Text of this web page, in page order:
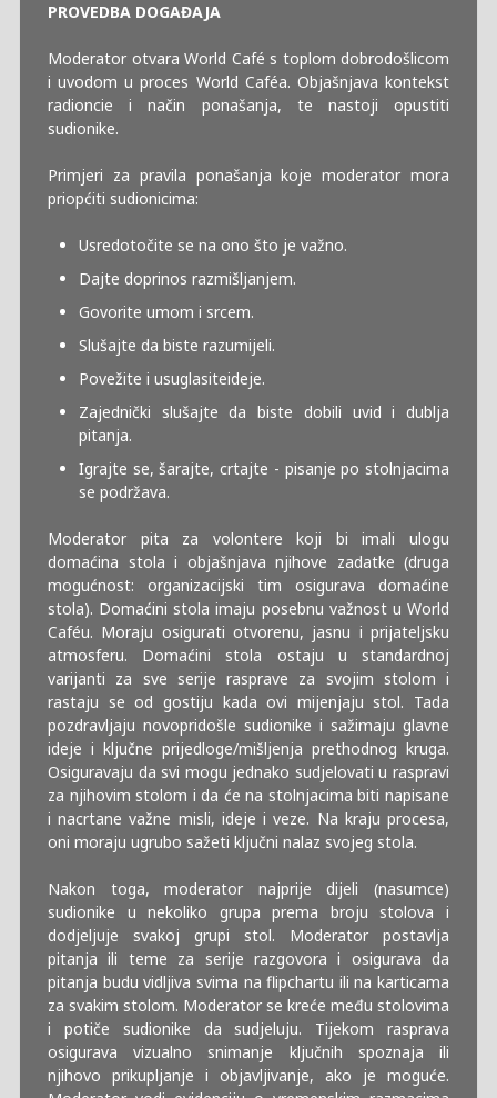
PROVEDBA DOGAĐAJA
Moderator otvara World Café s toplom dobrodošlicom
i uvodom u proces World Caféa. Objašnjava kontekst
radioncie i način ponašanja, te nastoji opustiti
sudionike.
Primjeri za pravila ponašanja koje moderator mora
priopćiti sudionicima:
Usredotočite se na ono što je važno.
Dajte doprinos razmišljanjem.
Govorite umom i srcem.
Slušajte da biste razumijeli.
Povežite i usuglasiteideje.
Zajednički slušajte da biste dobili uvid i dublja
pitanja.
Igrajte se, šarajte, crtajte - pisanje po stolnjacima
se podržava.
Moderator pita za volontere koji bi imali ulogu
domaćina stola i objašnjava njihove zadatke (druga
mogućnost: organizacijski tim osigurava domaćine
stola). Domaćini stola imaju posebnu važnost u World
Caféu. Moraju osigurati otvorenu, jasnu i prijateljsku
atmosferu. Domaćini stola ostaju u standardnoj
varijanti za sve serije rasprave za svojim stolom i
rastaju se od gostiju kada ovi mijenjaju stol. Tada
pozdravljaju novopridošle sudionike i sažimaju glavne
ideje i ključne prijedloge/mišljenja prethodnog kruga.
Osiguravaju da svi mogu jednako sudjelovati u raspravi
za njihovim stolom i da će na stolnjacima biti napisane
i nacrtane važne misli, ideje i veze. Na kraju procesa,
oni moraju ugrubo sažeti ključni nalaz svojeg stola.
Nakon toga, moderator najprije dijeli (nasumce)
sudionike u nekoliko grupa prema broju stolova i
dodjeljuje svakoj grupi stol. Moderator postavlja
pitanja ili teme za serije razgovora i osigurava da
pitanja budu vidljiva svima na flipchartu ili na karticama
za svakim stolom. Moderator se kreće među stolovima
i potiče sudionike da sudjeluju. Tijekom rasprava
osigurava vizualno snimanje ključnih spoznaja ili
njihovo prikupljanje i objavljivanje, ako je moguće.